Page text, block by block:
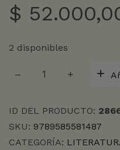
$
2 disponibles
EL
ID DEL PRODUCTO:
SKU: 9789585581487
CATEGORÍA: